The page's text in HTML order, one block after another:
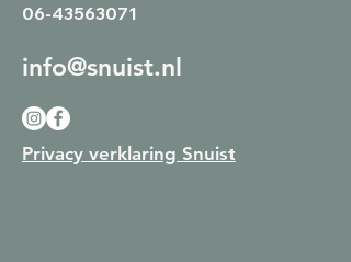
06-43563071
info@snuist.nl
Privacy verklaring Snuist